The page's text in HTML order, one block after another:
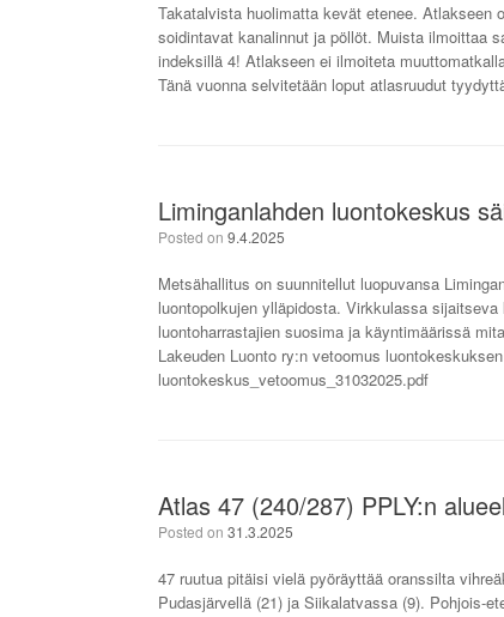
Takatalvista huolimatta kevät etenee. Atlakseen
soidintavat kanalinnut ja pöllöt. Muista ilmoittaa
indeksillä 4! Atlakseen ei ilmoiteta
Tänä vuonna selvitetään loput atlasruudut
Liminganlahden luontokeskus
Posted on 9.4.2025
Metsähallitus on suunnitellut luopuvansa
luontopolkujen ylläpidosta. Virkkulassa
luontoharrastajien suosima ja käyntimäärissä
Lakeuden Luonto ry:n vetoomus
luontokeskus_vetoomus_31032025.pdf
Atlas 47 (240/287) PPLY:n
Posted on 31.3.2025
47 ruutua pitäisi vielä pyöräyttää oranssilta
Pudasjärvellä (21) ja Siikalatvassa (9). Pohjois-